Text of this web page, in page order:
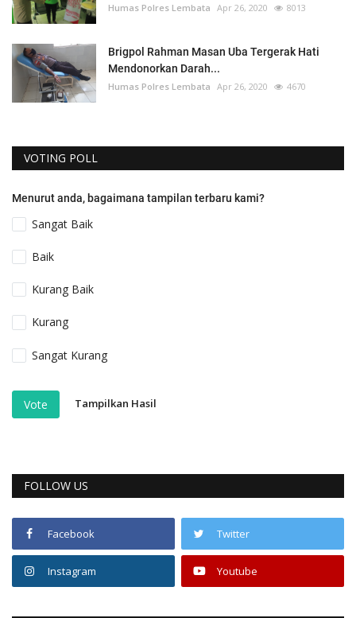
Humas Polres Lembata Apr 26, 2020 8013
Brigpol Rahman Masan Uba Tergerak Hati
Mendonorkan Darah...
Humas Polres Lembata Apr 26, 2020 4670
VOTING POLL
Menurut anda, bagaimana tampilan terbaru kami?
Sangat Baik
Baik
Kurang Baik
Kurang
Sangat Kurang
Vote Tampilkan Hasil
FOLLOW US
Facebook Twitter
Instagram Youtube